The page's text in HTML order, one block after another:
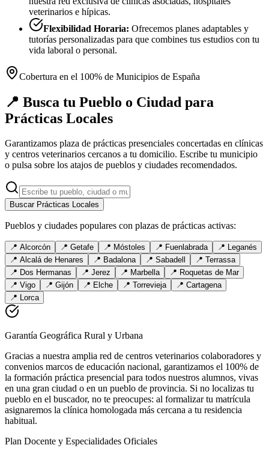
veterinarios e hípicas.
Flexibilidad Horaria: Ofrecemos planes adaptables y
tutorías personalizadas para que combines tus estudios con tu
vida laboral o personal.
Cobertura en el 100% de Municipios de España
📍 Busca tu Pueblo o Ciudad para
Prácticas Locales
Garantizamos plaza de prácticas presenciales concertadas en clínicas
y centros veterinarios cercanos a tu domicilio. Escribe tu municipio
o pulsa sobre los atajos de pueblos y ciudades recomendados.
Buscar Prácticas Locales
Pueblos y ciudades populares con plazas de prácticas activas:
📍 Alcorcón 📍 Getafe 📍 Móstoles 📍 Fuenlabrada 📍 Leganés
📍 Alcalá de Henares 📍 Badalona 📍 Sabadell 📍 Terrassa
📍 Dos Hermanas 📍 Jerez 📍 Marbella 📍 Roquetas de Mar
📍 Vigo 📍 Gijón 📍 Elche 📍 Torrevieja 📍 Cartagena
📍 Lorca
Garantía Geográfica Rural y Urbana
Gracias a nuestra amplia red de centros veterinarios colaboradores y
convenios marcos de educación nacional, garantizamos el 100% de
la formación práctica presencial para todos nuestros alumnos, vivas
en una gran ciudad o en un pueblo de provincia. Si no localizas tu
pueblo en el buscador, no te preocupes: al formalizar tu matrícula
asignaremos la clínica homologada más cercana a tu residencia
habitual.
Plan Docente y Especialidades Oficiales